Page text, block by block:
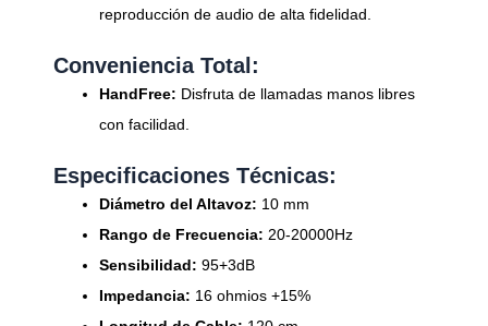
reproducción de audio de alta fidelidad.
Conveniencia Total:
HandFree: Disfruta de llamadas manos libres
con facilidad.
Especificaciones Técnicas:
Diámetro del Altavoz: 10 mm
Rango de Frecuencia: 20-20000Hz
Sensibilidad: 95+3dB
Impedancia: 16 ohmios +15%